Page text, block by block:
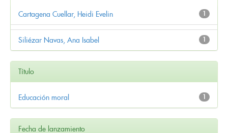
1
Cartagena Cuellar, Heidi Evelin
1
Siliézar Navas, Ana Isabel
Título
1
Educación moral
Fecha de lanzamiento